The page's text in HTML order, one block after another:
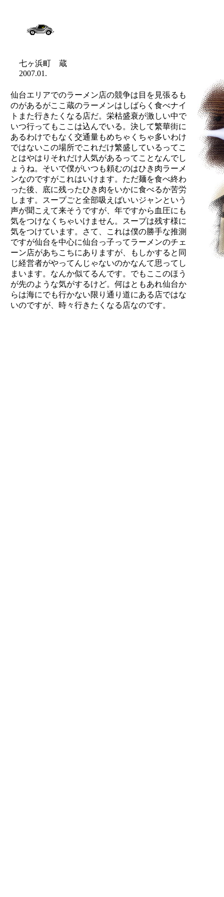
七ヶ浜町 蔵
2007.01.
仙台エリアでのラーメン店の競争は目を見張るも
のがあるがここ蔵のラーメンはしばらく食べナイ
トまた行きたくなる店だ。栄枯盛衰が激しい中で
いつ行ってもここは込んでいる。決して繁華街に
あるわけでもなく交通量もめちゃくちゃ多いわけ
ではないこの場所でこれだけ繁盛しているってこ
とはやはりそれだけ人気があるってことなんでし
ょうね。そいで僕がいつも頼むのはひき肉ラーメ
ンなのですがこれはいけます。ただ麺を食べ終わ
った後、底に残ったひき肉をいかに食べるか苦労
します。スープごと全部吸えばいいジャンという
声が聞こえて来そうですが、年ですから血圧にも
気をつけなくちゃいけません。スープは残す様に
気をつけています。さて、これは僕の勝手な推測
ですが仙台を中心に仙台っ子ってラーメンのチェ
ーン店があちこちにありますが、もしかすると同
じ経営者がやってんじゃないのかなんて思ってし
まいます。なんか似てるんです。でもここのほう
が先のような気がするけど。何はともあれ仙台か
らは海にでも行かない限り通り道にある店ではな
いのですが、時々行きたくなる店なのです。